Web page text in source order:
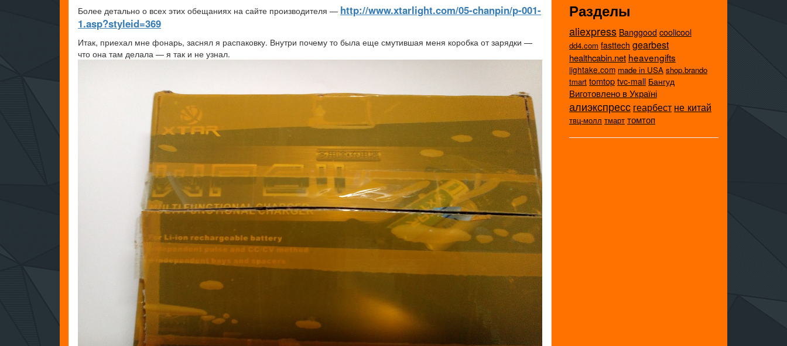
Более детально о всех этих обещаниях на сайте производителя — http://www.xtarlight.com/05-chanpin/p-001-
1.asp?styleid=369
Итак, приехал мне фонарь, заснял я распаковку. Внутри почему то была еще смутившая меня коробка от зарядки —
что она там делала — я так и не узнал.
Разделы
aliexpress Banggood coolicool
dd4.com fasttech gearbest
healthcabin.net heavengifts
lightake.com made in USA shop.brando
tmart tomtop tvc-mall Бангуд
Виготовлено в Україні
алиэкспресс геарбест не китай
твц-молл тмарт томтоп